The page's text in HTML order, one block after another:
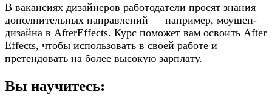
В вакансиях дизайнеров работодатели просят знания
дополнительных направлений — например, моушен-
дизайна в AfterEffects. Курс поможет вам освоить After
Effects, чтобы использовать в своей работе и
претендовать на более высокую зарплату.
Вы научитесь: